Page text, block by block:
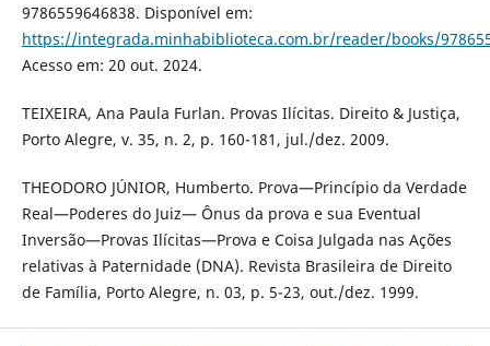
9786559646838. Disponível em:
https://integrada.minhabiblioteca.com.br/reader/books/
Acesso em: 20 out. 2024.
TEIXEIRA, Ana Paula Furlan. Provas Ilícitas. Direito & Justiça,
Porto Alegre, v. 35, n. 2, p. 160-181, jul./dez. 2009.
THEODORO JÚNIOR, Humberto. Prova—Princípio da Verdade
Real—Poderes do Juiz— Ônus da prova e sua Eventual
Inversão—Provas Ilícitas—Prova e Coisa Julgada nas Ações
relativas à Paternidade (DNA). Revista Brasileira de Direito
de Família, Porto Alegre, n. 03, p. 5-23, out./dez. 1999.